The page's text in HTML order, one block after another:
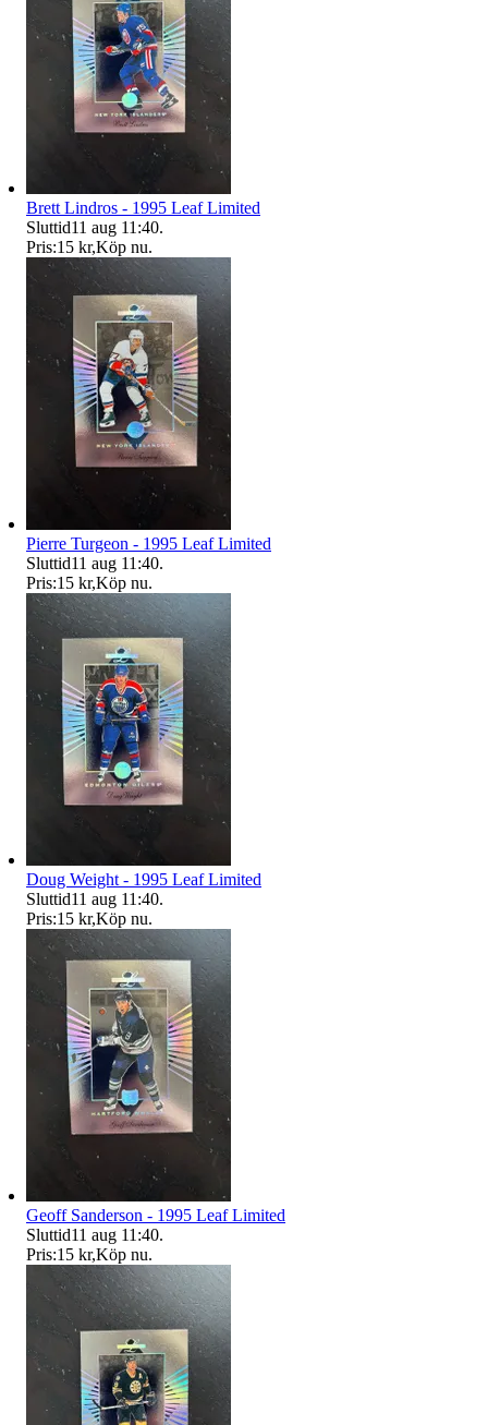
Brett Lindros - 1995 Leaf Limited
Sluttid11 aug 11:40.
Pris:15 kr,Köp nu.
Pierre Turgeon - 1995 Leaf Limited
Sluttid11 aug 11:40.
Pris:15 kr,Köp nu.
Doug Weight - 1995 Leaf Limited
Sluttid11 aug 11:40.
Pris:15 kr,Köp nu.
Geoff Sanderson - 1995 Leaf Limited
Sluttid11 aug 11:40.
Pris:15 kr,Köp nu.